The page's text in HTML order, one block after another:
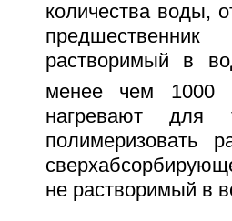
количества воды,
растворимый в
менее чем 1000
нагревают для
полимеризовать
не растворимый в